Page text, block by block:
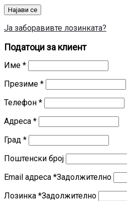
Најави се
Ја заборавивте лозинката?
Податоци за клиент
Име *
Презиме *
Телефон *
Адреса *
Град *
Поштенски број
Email адреса *Задолжително
Лозинка *Задолжително